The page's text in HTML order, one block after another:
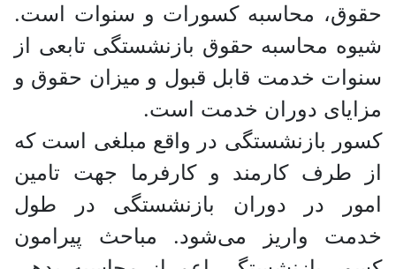
حقوق، محاسبه کسورات و سنوات است.
شیوه محاسبه حقوق بازنشستگی تابعی از
سنوات خدمت قابل قبول و میزان حقوق و
مزایای دوران خدمت است.
کسور بازنشستگی در واقع مبلغی است که
از طرف کارمند و کارفرما جهت تامین
امور در دوران بازنشستگی در طول
خدمت واریز می‌شود. مباحث پیرامون